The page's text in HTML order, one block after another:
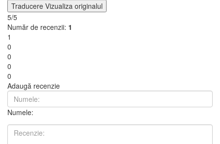
Traducere Vizualiza originalul
5/5
Număr de recenzii: 1
1
0
0
0
0
Adaugă recenzie
Numele: